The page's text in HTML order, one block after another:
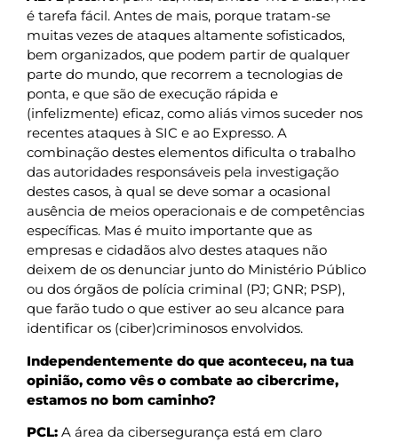
é tarefa fácil. Antes de mais, porque tratam-se
muitas vezes de ataques altamente sofisticados,
bem organizados, que podem partir de qualquer
parte do mundo, que recorrem a tecnologias de
ponta, e que são de execução rápida e
(infelizmente) eficaz, como aliás vimos suceder nos
recentes ataques à SIC e ao Expresso. A
combinação destes elementos dificulta o trabalho
das autoridades responsáveis pela investigação
destes casos, à qual se deve somar a ocasional
ausência de meios operacionais e de competências
específicas. Mas é muito importante que as
empresas e cidadãos alvo destes ataques não
deixem de os denunciar junto do Ministério Público
ou dos órgãos de polícia criminal (PJ; GNR; PSP),
que farão tudo o que estiver ao seu alcance para
identificar os (ciber)criminosos envolvidos.
Independentemente do que aconteceu, na tua
opinião, como vês o combate ao cibercrime,
estamos no bom caminho?
PCL: A área da cibersegurança está em claro